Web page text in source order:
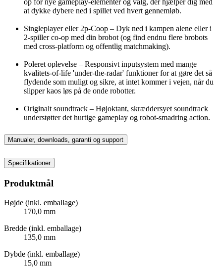
at dykke dybere ned i spillet ved hvert gennemløb.
Singleplayer eller 2p-Coop – Dyk ned i kampen alene eller i
2-spiller co-op med din brobot (og find endnu flere brobots
med cross-platform og offentlig matchmaking).
Poleret oplevelse – Responsivt inputsystem med mange
kvalitets-of-life 'under-the-radar' funktioner for at gøre det så
flydende som muligt og sikre, at intet kommer i vejen, når du
slipper kaos løs på de onde robotter.
Originalt soundtrack – Højoktant, skræddersyet soundtrack
understøtter det hurtige gameplay og robot-smadring action.
Manualer, downloads, garanti og support
Specifikationer
Produktmål
Højde (inkl. emballage)
170,0 mm
Bredde (inkl. emballage)
135,0 mm
Dybde (inkl. emballage)
15,0 mm